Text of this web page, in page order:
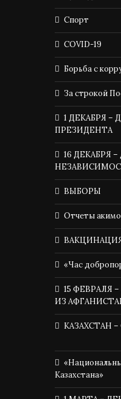
Спорт
COVID-19
Борьба с
За строкой
1 ДЕКАБРЯ –
ПРЕЗИДЕНТА
16 ДЕКАБРЯ
ВЫБОРЫ
Отчеты
«Час
15 ФЕВРАЛЯ
ИЗ
КАЗАХСТАН
Казахстана»